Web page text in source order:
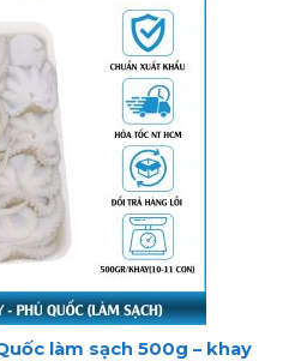
làm sạch 500g – khay